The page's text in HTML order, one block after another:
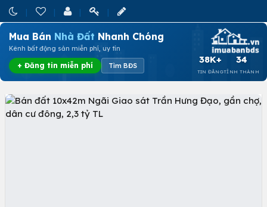
Mua Bán Nhà Đất Nhanh Chóng
Kênh bất động sản miễn phí, uy tín
+ Đăng tin miễn phí Tìm BĐS
38K+
TIN ĐĂNG
34
TỈNH THÀNH